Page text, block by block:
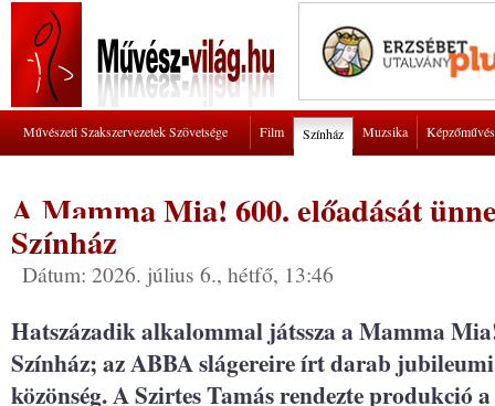
Művészeti Szakszervezetek Szövetsége Film Színház Muzsika
A Mamma Mia! 600. előadását
Színház
Dátum: 2026. július 6., hétfő, 13:46
Hatszázadik alkalommal játssza a Mamma
Színház; az ABBA slágereire írt darab
közönség. A Szirtes Tamás rendezte produkció